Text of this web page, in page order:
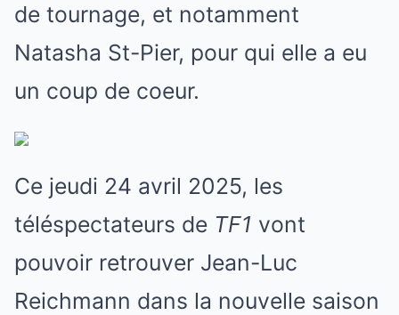
de tournage, et notamment
Natasha St-Pier, pour qui elle a eu
un coup de coeur.
Ce jeudi 24 avril 2025, les
téléspectateurs de TF1 vont
pouvoir retrouver Jean-Luc
Reichmann dans la nouvelle saison